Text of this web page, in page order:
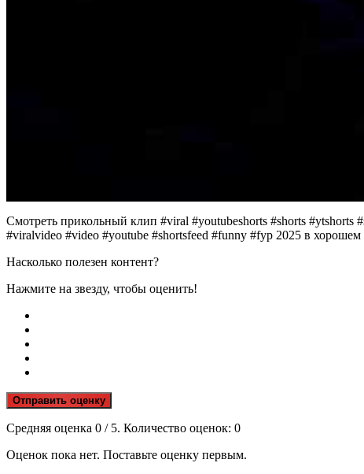
Смотреть прикольный клип #viral #youtubeshorts #shorts #ytshorts
#viralvideo #video #youtube #shortsfeed #funny #fyp 2025 в хорошем
Насколько полезен контент?
Нажмите на звезду, чтобы оценить!
Отправить оценку
Средняя оценка 0 / 5. Количество оценок: 0
Оценок пока нет. Поставьте оценку первым.